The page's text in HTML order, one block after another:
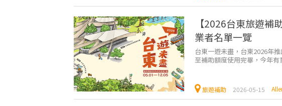
【2026台東旅遊
業者名單一覽
台東一遊未盡，台東2026年
至補助額度使用完畢，今年
旅遊補助 2026-05-15